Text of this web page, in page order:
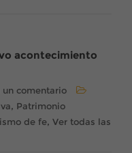
acontecimiento
un comentario
, Patrimonio
de fe, Ver todas las